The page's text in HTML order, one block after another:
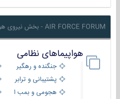
AIR FORCE FORUM - بخش نیروی هوایی
هواپیماهای نظامی
جنگنده و رهگیر
پشتیبانی و ترابری
هجومی و بمب افکن